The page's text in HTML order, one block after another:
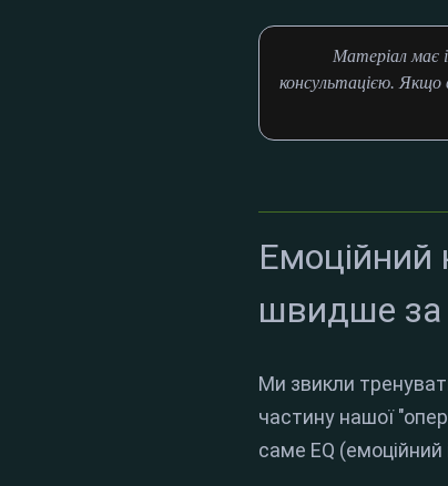
Матеріал має
консультацією. Якщо
швидше за
Ми звикли
частину нашої
саме EQ